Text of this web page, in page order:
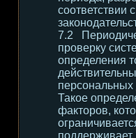
соответствии
проверку
определения
персональных
Такое
факторов,
поддерживает